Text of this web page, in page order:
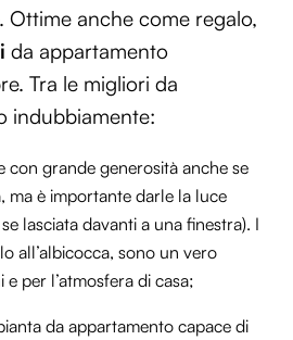
Ottime anche come regalo,
da appartamento
Tra le migliori da
indubbiamente:
con grande generosità anche se
ma è importante darle la luce
lasciata davanti a una finestra). I
all’albicocca, sono un vero
per l’atmosfera di casa;
da appartamento capace di